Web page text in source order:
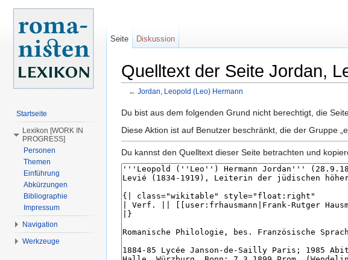
Quelltext der Seite Jordan,
← Jordan, Leopold (Leo) Hermann
Du bist aus dem folgenden Grund nicht berechtigt, die
Diese Aktion ist auf Benutzer beschränkt, die der Gruppe
Du kannst den Quelltext dieser Seite betrachten und
Seite Diskussion
Startseite
Lexikon [WORK IN
PROGRESS]
Personen
Themen
Einführung
Abkürzungen
Bibliographie
Impressum
Navigation
Werkzeuge